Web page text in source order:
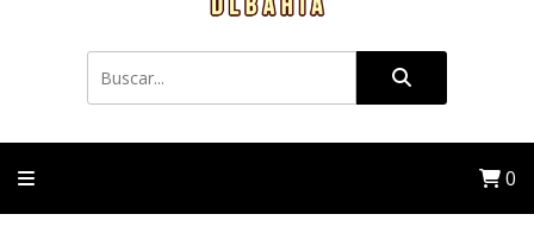
0